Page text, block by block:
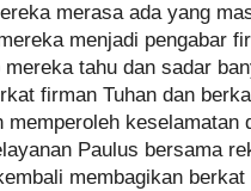
merasa ada yang
menjadi pengabar
tahu dan sadar
firman Tuhan dan
memperoleh keselamatan
Paulus bersama
membagikan